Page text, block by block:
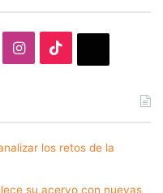
Instagram
los retos de la
su acervo con nuevas